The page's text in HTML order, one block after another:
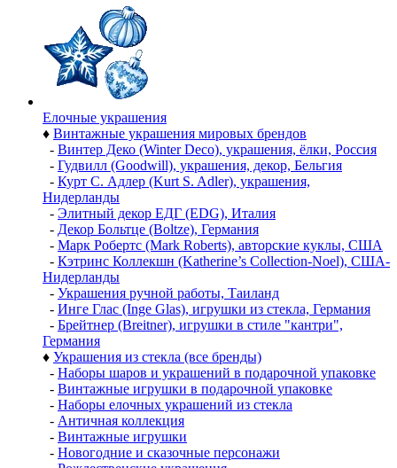
Елочные украшения
♦ Винтажные украшения мировых брендов
- Винтер Деко (Winter Deco), украшения, ёлки, Россия
- Гудвилл (Goodwill), украшения, декор, Бельгия
- Курт С. Адлер (Kurt S. Adler), украшения,
Нидерланды
- Элитный декор ЕДГ (EDG), Италия
- Декор Больтце (Boltze), Германия
- Марк Робертс (Mark Roberts), авторские куклы, США
- Кэтринс Коллекшн (Katherine’s Collection-Noel), США-
Нидерланды
- Украшения ручной работы, Таиланд
- Инге Глас (Inge Glas), игрушки из стекла, Германия
- Брейтнер (Breitner), игрушки в стиле "кантри",
Германия
♦ Украшения из стекла (все бренды)
- Наборы шаров и украшений в подарочной упаковке
- Винтажные игрушки в подарочной упаковке
- Наборы елочных украшений из стекла
- Античная коллекция
- Винтажные игрушки
- Новогодние и сказочные персонажи